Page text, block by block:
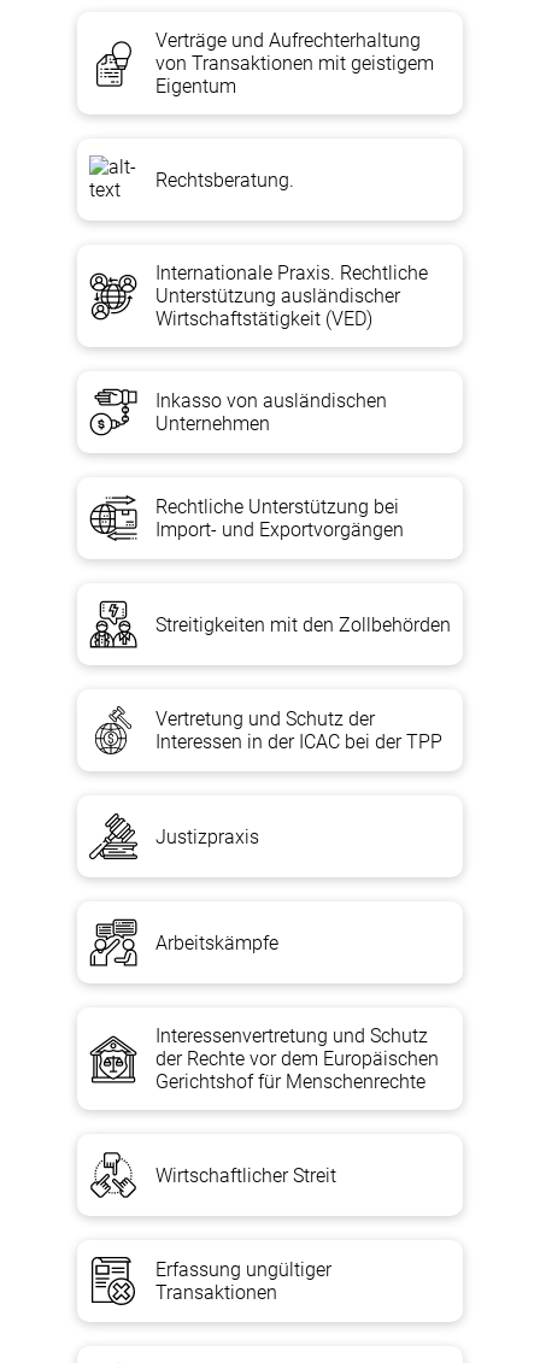
Verträge und Aufrechterhaltung
von Transaktionen mit geistigem
Eigentum
Rechtsberatung.
Internationale Praxis. Rechtliche
Unterstützung ausländischer
Wirtschaftstätigkeit (VED)
Inkasso von ausländischen
Unternehmen
Rechtliche Unterstützung bei
Import- und Exportvorgängen
Streitigkeiten mit den Zollbehörden
Vertretung und Schutz der
Interessen in der ICAC bei der TPP
Justizpraxis
Arbeitskämpfe
Interessenvertretung und Schutz
der Rechte vor dem Europäischen
Gerichtshof für Menschenrechte
Wirtschaftlicher Streit
Erfassung ungültiger
Transaktionen